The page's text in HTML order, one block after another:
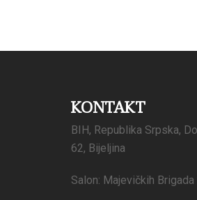
KONTAKT
BIH, Republika Srpska,
62, Bijeljina
Salon: Majevičkih